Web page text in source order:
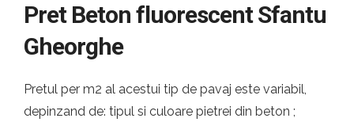
Pret Beton fluorescent Sfantu
Gheorghe
Pretul per m2 al acestui tip de pavaj este variabil,
depinzand de: tipul si culoare pietrei din beton ;